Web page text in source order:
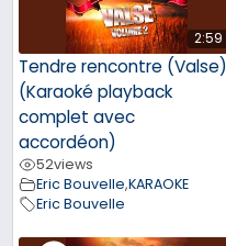
2:59
Tendre rencontre (Valse)
(Karaoké playback
complet avec
accordéon)
52views
Eric Bouvelle,KARAOKE
Eric Bouvelle